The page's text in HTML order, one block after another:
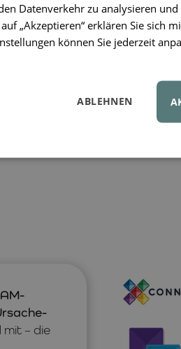
Sie unendliche kreative
Pack!Dieses Set enthält 102
– darunter
Raketen, Brücken und Türme
– die
Datenverkehr zu analysieren
„Akzeptieren“ erklären Sie sich
können Sie jederzeit
ABLEHNEN